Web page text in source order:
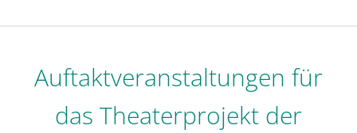
Auftaktveranstaltungen für
das Theaterprojekt der